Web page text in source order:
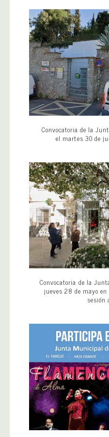
Convocatoria de la
el martes 30 de
Convocatoria de la
jueves 28 de mayo
sesión